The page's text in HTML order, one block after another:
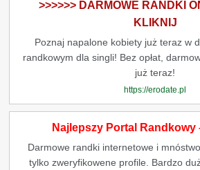
>>>>>> DARMOWE RANDKI
KLIKNIJ
Poznaj napalone kobiety już teraz w
randkowym dla singli! Bez opłat,
już teraz!
https://erodate.pl
Najlepszy Portal Randkowy
Darmowe randki internetowe i
tylko zweryfikowene profile. Bardzo